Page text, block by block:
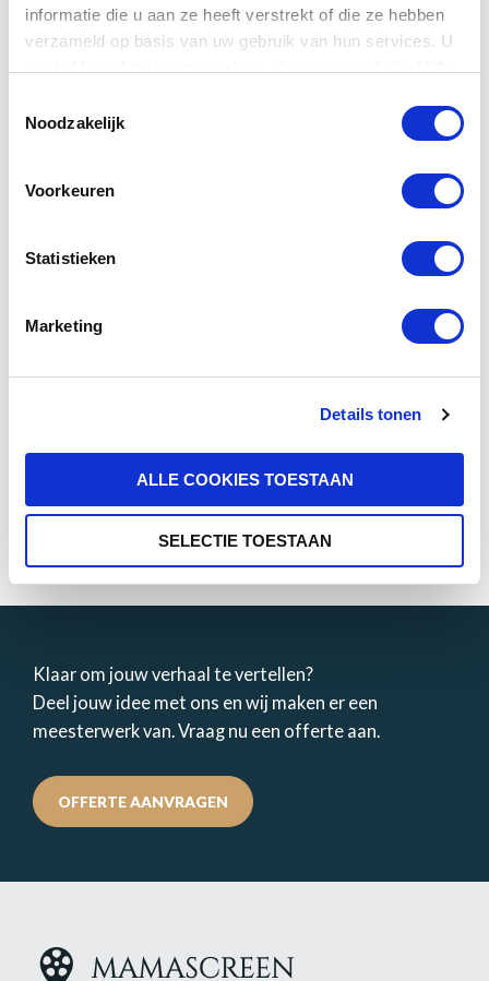
informatie die u aan ze heeft verstrekt of die ze hebben
verzameld op basis van uw gebruik van hun services. U
Noodzakelijk
Voorkeuren
Statistieken
Marketing
Details tonen
ALLE COOKIES TOESTAAN
SELECTIE TOESTAAN
DOCUMENTAIRE
KOREAANSE
AMBASSADE
Documentaire Koreaanse
BEKIJK PROJECT
Documentaire Koreaanse
Ambassade geschiedenis
BEKIJK PROJECT:
DOCUMENTAIRE
KOREAANSE
AMBASSADE
Klaar om jouw verhaal te vertellen?
Deel jouw idee met ons en wij maken er een
meesterwerk van. Vraag nu een offerte aan.
OFFERTE AANVRAGEN